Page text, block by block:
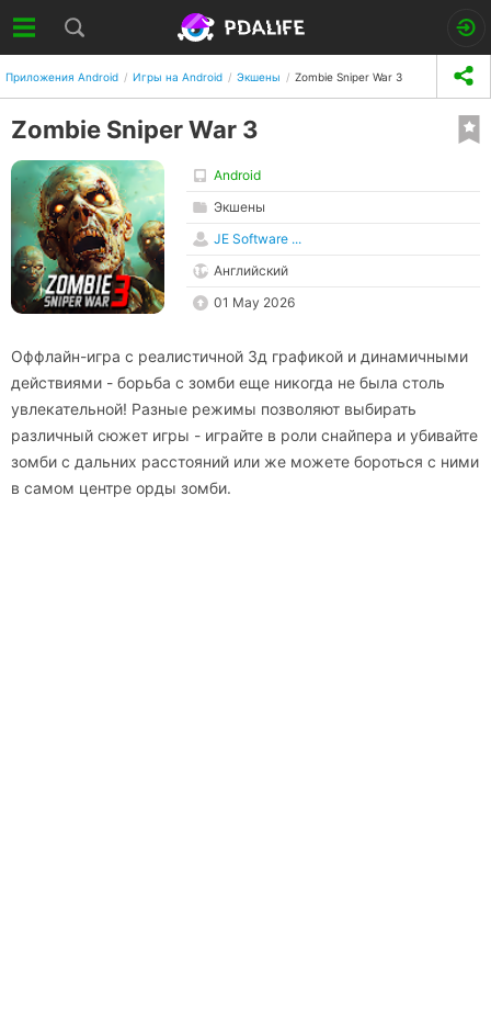
Приложения Android Игры на Android Экшены Zombie Sniper War 3
Zombie Sniper War 3
Android
Экшены
JE Software ...
Английский
01 May 2026
Оффлайн-игра с реалистичной 3д графикой и динамичными
действиями - борьба с зомби еще никогда не была столь
увлекательной! Разные режимы позволяют выбирать
различный сюжет игры - играйте в роли снайпера и убивайте
зомби с дальних расстояний или же можете бороться с ними
в самом центре орды зомби.